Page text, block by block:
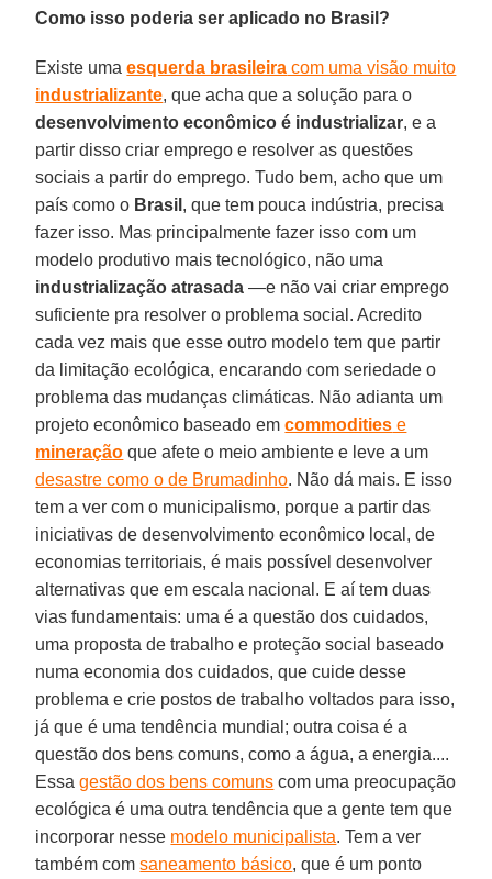
Como isso poderia ser aplicado no Brasil?
Existe umaesquerda brasileira com uma visão muito
industrializante, que acha que a solução para o
desenvolvimento econômico é industrializar, e a
partir disso criar emprego e resolver as questões
sociais a partir do emprego. Tudo bem, acho que um
país como o Brasil , que tem pouca indústria, precisa
fazer isso. Mas principalmente fazer isso com um
modelo produtivo mais tecnológico, não uma
industrialização atrasada —e não vai criar emprego
suficiente pra resolver o problema social. Acredito
cada vez mais que esse outro modelo tem que partir
da limitação ecológica, encarando com seriedade o
problema das mudanças climáticas. Não adianta um
projeto econômico baseado emcommodities e
mineração que afete o meio ambiente e leve a um
desastre como o de Brumadinho. Não dá mais. E isso
tem a ver com o municipalismo, porque a partir das
iniciativas de desenvolvimento econômico local, de
economias territoriais, é mais possível desenvolver
alternativas que em escala nacional. E aí tem duas
vias fundamentais: uma é a questão dos cuidados,
uma proposta de trabalho e proteção social baseado
numa economia dos cuidados, que cuide desse
problema e crie postos de trabalho voltados para isso,
já que é uma tendência mundial; outra coisa é a
questão dos bens comuns, como a água, a energia....
Essagestão dos bens comuns com uma preocupação
ecológica é uma outra tendência que a gente tem que
incorporar nesse modelo municipalista. Tem a ver
também comsaneamento básico, que é um ponto